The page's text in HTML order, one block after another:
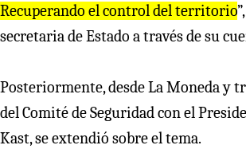
Recuperando el control del territorio
secretaria de Estado a través de su
Posteriormente, desde La Moneda y
del Comité de Seguridad con el
Kast, se extendió sobre el tema.